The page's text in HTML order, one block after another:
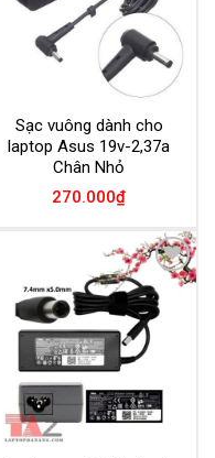
Sạc vuông dành cho
laptop Asus 19v-2,37a
Chân Nhỏ
270.000₫
Add to
Wishlist